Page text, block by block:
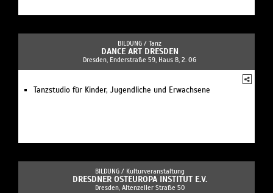
BILDUNG / Tanz
DANCE ART DRESDEN
Dresden, Enderstraße 59, Haus B, 2. OG
Tanzstudio für Kinder, Jugendliche und Erwachsene
BILDUNG / Kulturveranstaltung
DRESDNER OSTEUROPA INSTITUT E.V.
Dresden, Altenzeller Straße 50